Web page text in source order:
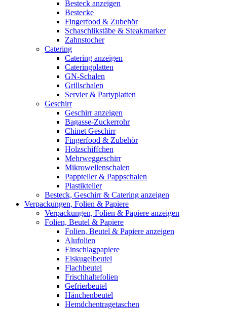
Besteck anzeigen
Bestecke
Fingerfood & Zubehör
Schaschlikstäbe & Steakmarker
Zahnstocher
Catering
Catering anzeigen
Cateringplatten
GN-Schalen
Grillschalen
Servier & Partyplatten
Geschirr
Geschirr anzeigen
Bagasse-Zuckerrohr
Chinet Geschirr
Fingerfood & Zubehör
Holzschiffchen
Mehrweggeschirr
Mikrowellenschalen
Pappteller & Pappschalen
Plastikteller
Besteck, Geschirr & Catering anzeigen
Verpackungen, Folien & Papiere
Verpackungen, Folien & Papiere anzeigen
Folien, Beutel & Papiere
Folien, Beutel & Papiere anzeigen
Alufolien
Einschlagpapiere
Eiskugelbeutel
Flachbeutel
Frischhaltefolien
Gefrierbeutel
Hänchenbeutel
Hemdchentragetaschen